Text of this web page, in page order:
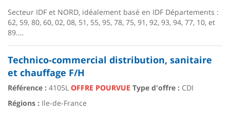
Secteur IDF et NORD, idéalement basé en IDF Départements :
62, 59, 80, 60, 02, 08, 51, 55, 95, 78, 75, 91, 92, 93, 94, 77, 10, et
89.…
Technico-commercial distribution, sanitaire
et chauffage F/H
Référence : 4105L OFFRE POURVUE Type d'offre : CDI
Régions : Ile-de-France